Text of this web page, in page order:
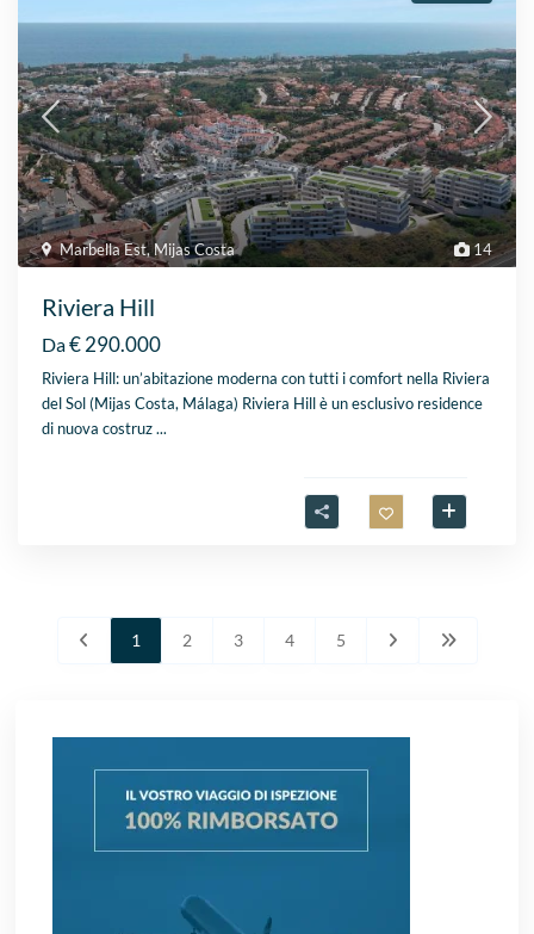
14
Marbella Est,Mijas Costa
Riviera Hill
Da€ 290.000
Riviera Hill: un’abitazione moderna con tutti i comfort nella Riviera
del Sol (Mijas Costa, Málaga) Riviera Hill è un esclusivo residence
di nuova costruz...
1 2 3 4 5